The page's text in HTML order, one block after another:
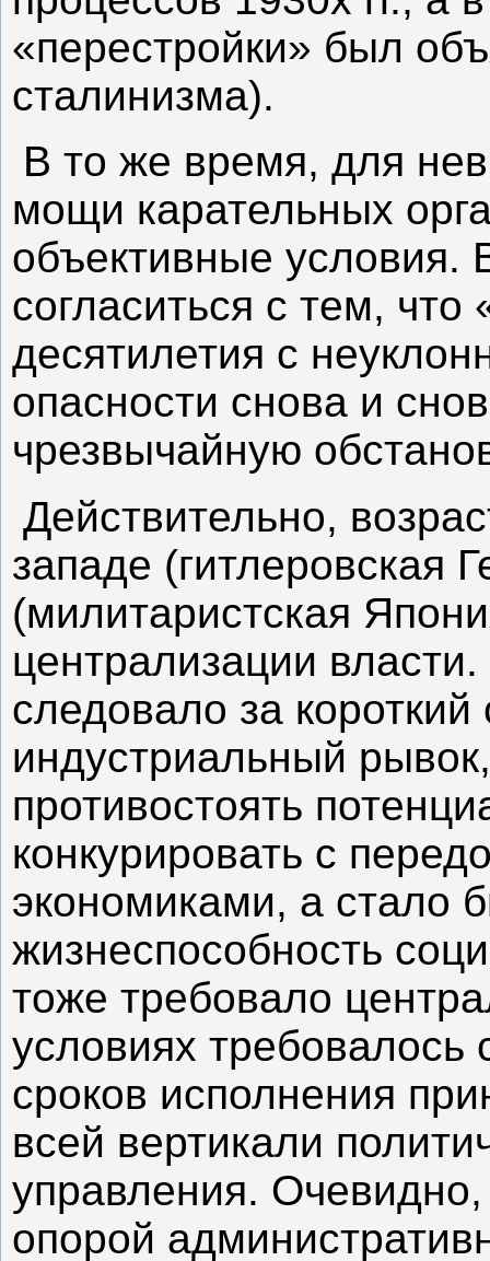
«перестройки» был
сталинизма).
В то же время, для
мощи карательных
объективные условия.
согласиться с тем, что
десятилетия с
опасности снова и
чрезвычайную
Действительно,
западе (гитлеровская
(милитаристская
централизации
следовало за
индустриальный
противостоять
конкурировать с
экономиками, а стало
жизнеспособность
тоже требовало
условиях
сроков исполнения
всей вертикали
управления.
опорой